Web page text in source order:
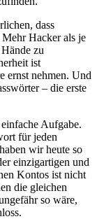
dass
Hacker als je
zu
ist
ernst nehmen. Und
– die erste
Aufgabe.
für jeden
wir heute so
einzigartigen und
Kontos ist nicht
die gleichen
so wäre,